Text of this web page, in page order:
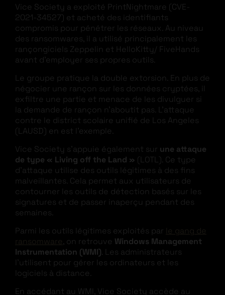
Vice Society a exploité PrintNightmare (CVE-
2021-34527) et acheté des identifiants
compromis pour pénétrer les réseaux. Au niveau
des ransomwares, il a utilisé principalement les
rançongiciels Zeppelin et HelloKitty/ FiveHands
avant d’employer ses propres outils.
Le groupe pratique la double extorsion. En plus de
négocier une rançon sur les données cryptées, il
exfiltre une partie et menace de les divulguer si
la demande de rançon n’aboutit pas. L’attaque
contre le district scolaire unifié de Los Angeles
(LAUSD) en est l’exemple.
Vice Society s’appuie également sur une attaque
de type « Living off the Land » (LOTL). Ce type
d’attaque utilise des outils légitimes à des fins
malveillantes. Cela permet aux utilisateurs de
contourner les outils de détection basés sur les
signatures et de passer inaperçu pendant des
semaines.
Parmi les outils légitimes exploités par le gang de
ransomware , on retrouve Windows Management
Instrumentation (WMI). Les administrateurs
l’utilisent pour gérer les ordinateurs et les
logiciels à distance.
En accédant au WMI, Vice Society accède au